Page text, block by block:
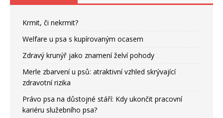
Krmit, či nekrmit?
Welfare u psa s kupírovaným ocasem
Zdravý krunýř jako znamení želví pohody
Merle zbarvení u psů: atraktivní vzhled skrývající
zdravotní rizika
Právo psa na důstojné stáří: Kdy ukončit pracovní
kariéru služebního psa?